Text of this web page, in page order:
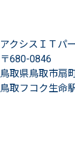
アクシスＩＴパ
〒680-0846
鳥取県鳥取市扇
鳥取フコク生命